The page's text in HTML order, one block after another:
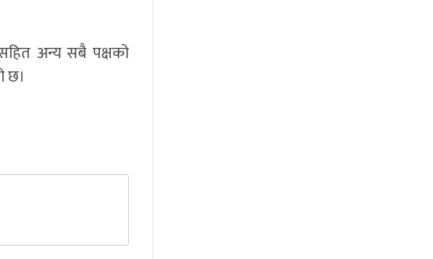
अन्य सबै पक्षको
छ।